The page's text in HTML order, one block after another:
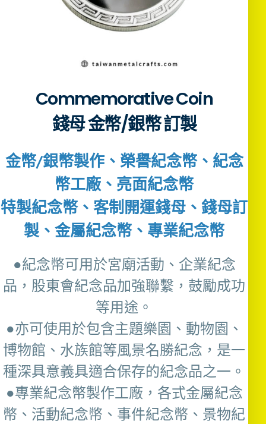
Commemorative Coin
錢母 金幣/銀幣 訂製
金幣/銀幣製作、榮譽紀念幣、紀念
幣工廠、亮面紀念幣
特製紀念幣、客制開運錢母、錢母訂
製、金屬紀念幣、專業紀念幣
●紀念幣可用於宮廟活動、企業紀念
品，股東會紀念品加強聯繫，鼓勵成功
等用途。
●亦可使用於包含主題樂園、動物園、
博物館、水族館等風景名勝紀念，是一
種深具意義具適合保存的紀念品之一。
●專業紀念幣製作工廠，各式金屬紀念
幣、活動紀念幣、事件紀念幣、景物紀